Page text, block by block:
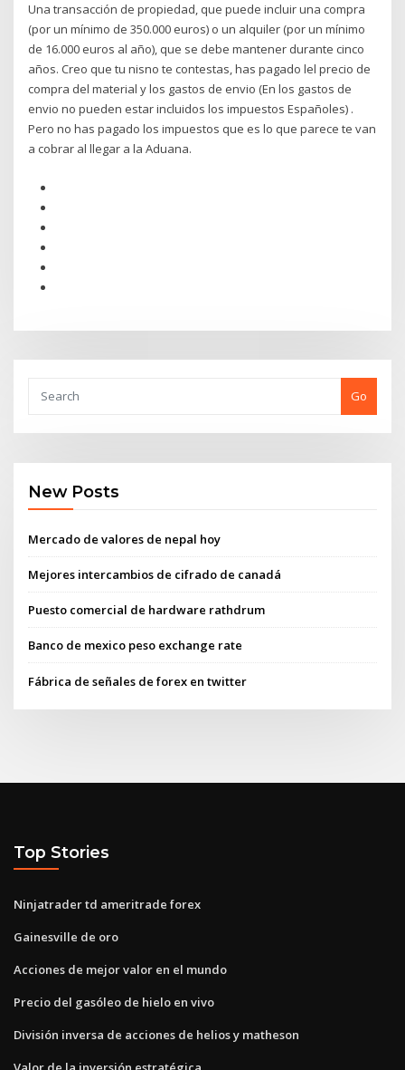
Una transacción de propiedad, que puede incluir una compra
(por un mínimo de 350.000 euros) o un alquiler (por un mínimo
de 16.000 euros al año), que se debe mantener durante cinco
años. Creo que tu nisno te contestas, has pagado lel precio de
compra del material y los gastos de envio (En los gastos de
envio no pueden estar incluidos los impuestos Españoles) .
Pero no has pagado los impuestos que es lo que parece te van
a cobrar al llegar a la Aduana.
Go
New Posts
Mercado de valores de nepal hoy
Mejores intercambios de cifrado de canadá
Puesto comercial de hardware rathdrum
Banco de mexico peso exchange rate
Fábrica de señales de forex en twitter
Top Stories
Ninjatrader td ameritrade forex
Gainesville de oro
Acciones de mejor valor en el mundo
Precio del gasóleo de hielo en vivo
División inversa de acciones de helios y matheson